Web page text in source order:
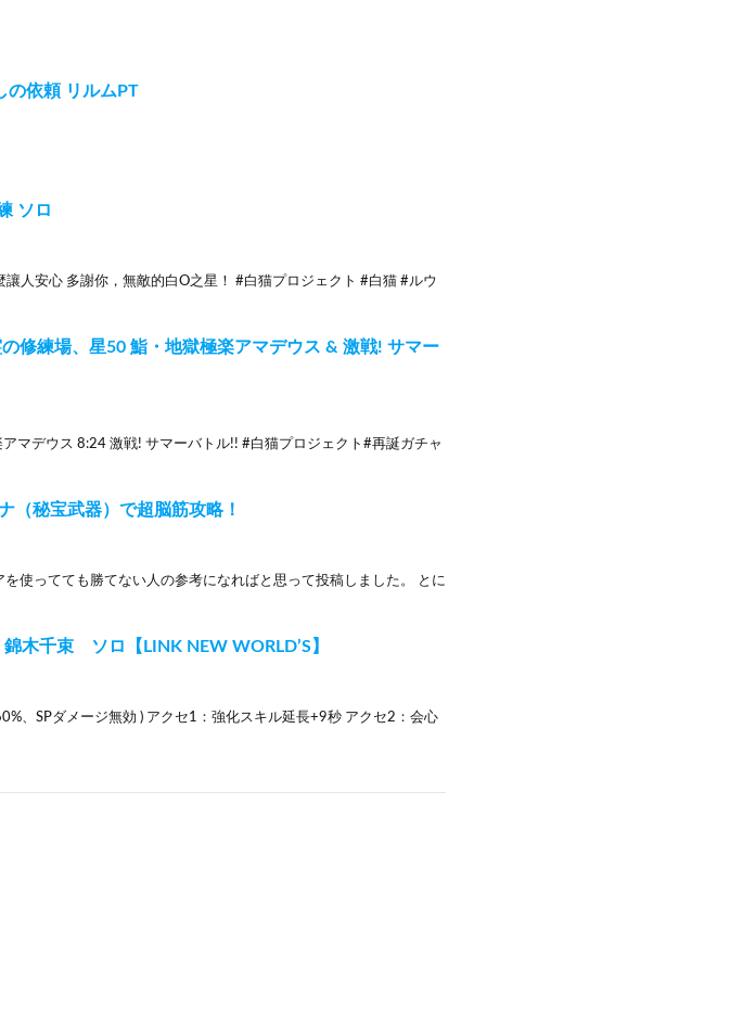
の依頼 リルムPT
ソロ
人安心 多謝你，無敵的白O之星！ #白猫プロジェクト #白猫 #ルウ
の修練場、星50 鮨・地獄極楽アマデウス & 激戦! サマー
マデウス 8:24 激戦! サマーバトル!! #白猫プロジェクト#再誕ガチャ
（秘宝武器）で超脳筋攻略！
使ってても勝てない人の参考になればと思って投稿しました。 とに
木千束 ソロ【LINK NEW WORLD’S】
、SPダメージ無効 ) アクセ1：強化スキル延長+9秒 アクセ2：会心